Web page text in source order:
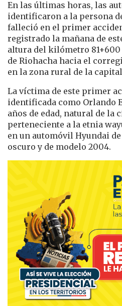
En las últimas horas, las
identificaron a la persona
falleció en el primer
registrado la mañana de
altura del kilómetro 81+600
de Riohacha hacia el
en la zona rural de la
La víctima de este primer
identificada como Orlando
años de edad, natural de la
perteneciente a la etnia
en un automóvil Hyundai
oscuro y de modelo 2004.